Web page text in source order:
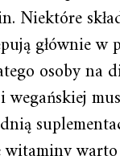
Niektóre
głównie
osoby na